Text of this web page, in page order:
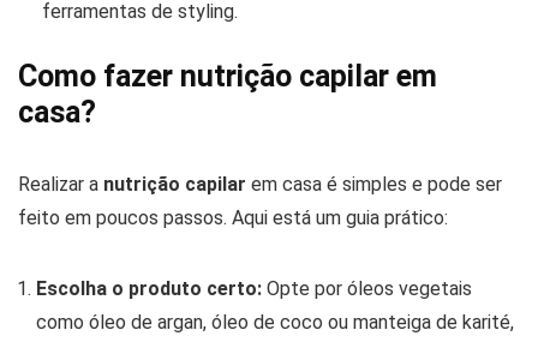
ferramentas de styling.
Como fazer nutrição capilar em
casa?
Realizar a nutrição capilar em casa é simples e pode ser
feito em poucos passos. Aqui está um guia prático:
Escolha o produto certo: Opte por óleos vegetais
como óleo de argan, óleo de coco ou manteiga de karité,